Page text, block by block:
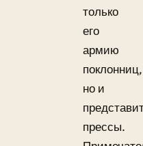
только
его
армию
поклонниц,
но и
прессы.